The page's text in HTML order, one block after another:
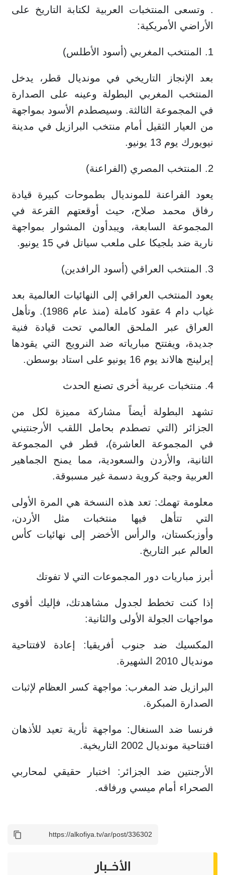
. وتسعى المنتخبات العربية لكتابة التاريخ على
الأراضي الأمريكية:
1. المنتخب المغربي (أسود الأطلس)
بعد الإنجاز التاريخي في مونديال قطر، يدخل
المنتخب المغربي البطولة وعينه على الصدارة
في المجموعة الثالثة. وسيصطدم الأسود بمواجهة
من العيار الثقيل أمام منتخب البرازيل في مدينة
نيويورك يوم 13 يونيو.
2. المنتخب المصري (الفراعنة)
يعود الفراعنة للمونديال بطموحات كبيرة قيادة
رفاق محمد صلاح، حيث أوقعتهم القرعة في
المجموعة السابعة، ويبدأون المشوار بمواجهة
نارية ضد بلجيكا على ملعب سياتل في 15 يونيو.
3. المنتخب العراقي (أسود الرافدين)
يعود المنتخب العراقي إلى النهائيات العالمية بعد
غياب دام 4 عقود كاملة (منذ عام 1986). وتأهل
العراق عبر الملحق العالمي تحت قيادة فنية
جديدة، ويفتتح مبارياته ضد النرويج التي يقودها
إيرلينج هالاند يوم 16 يونيو على استاد بوسطن.
4. منتخبات عربية أخرى تصنع الحدث
تشهد البطولة أيضاً مشاركة مميزة لكل من
الجزائر (التي تصطدم بحامل اللقب الأرجنتيني
في المجموعة العاشرة)، قطر في المجموعة
الثانية، والأردن والسعودية، مما يمنح الجماهير
العربية وجبة كروية دسمة غير مسبوقة.
معلومة تهمك: تعد هذه النسخة هي المرة الأولى
التي تتأهل فيها منتخبات مثل الأردن،
وأوزبكستان، والرأس الأخضر إلى نهائيات كأس
العالم عبر التاريخ.
أبرز مباريات دور المجموعات التي لا تفوتك
إذا كنت تخطط لجدول مشاهدتك، فإليك أقوى
مواجهات الجولة الأولى والثانية:
المكسيك ضد جنوب أفريقيا: إعادة لافتتاحية
مونديال 2010 الشهيرة.
البرازيل ضد المغرب: مواجهة كسر العظام لإثبات
الصدارة المبكرة.
فرنسا ضد السنغال: مواجهة ثأرية تعيد للأذهان
افتتاحية مونديال 2002 التاريخية.
الأرجنتين ضد الجزائر: اختبار حقيقي لمحاربي
الصحراء أمام ميسي ورفاقه.
الأخــبار